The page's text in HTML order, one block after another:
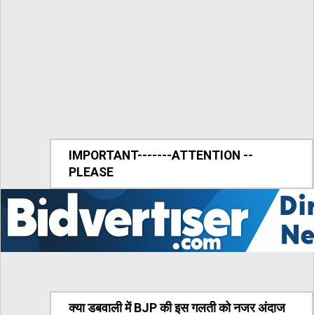
IMPORTANT-------ATTENTION --
PLEASE
क्या डबवाली में BJP की इस गलती को नजर अंदाज